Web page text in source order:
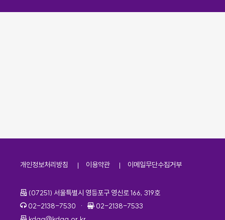
개인정보처리방침 이용약관 이메일무단수집거부
주소
(07251) 서울특별시 영등포구 영신로 166, 319호
전화번호
02-2138-7530 · 팩스번호
02-2138-7533